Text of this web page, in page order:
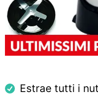
Estrae tutti i